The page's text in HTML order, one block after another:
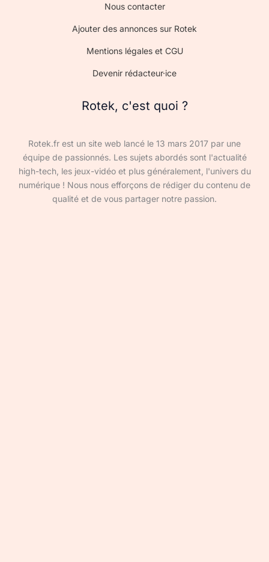
Nous contacter
Ajouter des annonces sur Rotek
Mentions légales et CGU
Devenir rédacteur·ice
Rotek, c'est quoi ?
Rotek.fr est un site web lancé le 13 mars 2017 par une
équipe de passionnés. Les sujets abordés sont l'actualité
high-tech, les jeux-vidéo et plus généralement, l'univers du
numérique ! Nous nous efforçons de rédiger du contenu de
qualité et de vous partager notre passion.